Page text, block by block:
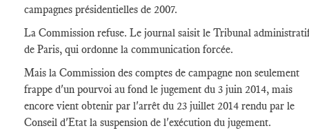
campagnes présidentielles de 2007.
La Commission refuse. Le journal saisit le Tribunal
de Paris, qui ordonne la communication forcée.
Mais la Commission des comptes de campagne non seulement
frappe d'un pourvoi au fond le jugement du 3 juin 2014, mais
encore vient obtenir par l'arrêt du 23 juillet 2014 rendu par le
Conseil d'Etat la suspension de l'exécution du jugement.